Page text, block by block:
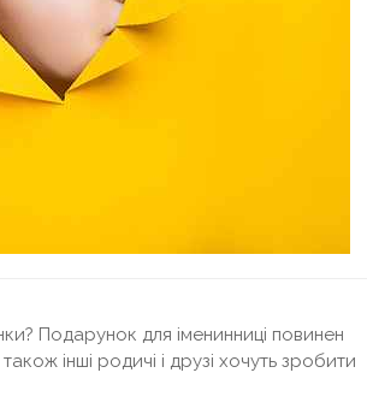
Подарунок для іменинниці повинен
інші родичі і друзі хочуть зробити